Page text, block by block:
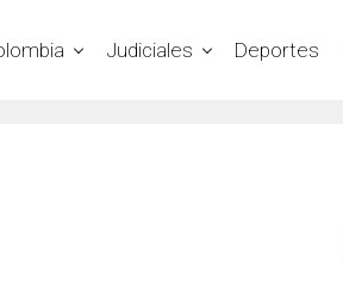
Judiciales Deportes